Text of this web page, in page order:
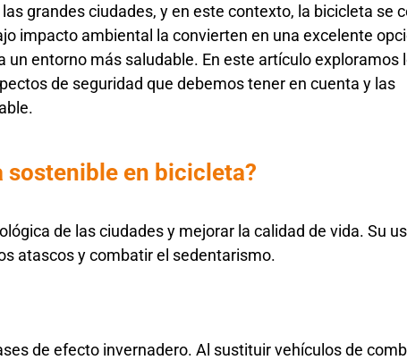
grandes ciudades, y en este contexto, la bicicleta se
impacto ambiental la convierten en una excelente
entorno más saludable. En este artículo exploramos
de seguridad que debemos tener en cuenta y las
sostenible en bicicleta?
de las ciudades y mejorar la calidad de vida. Su
atascos y combatir el sedentarismo.
de efecto invernadero. Al sustituir vehículos de